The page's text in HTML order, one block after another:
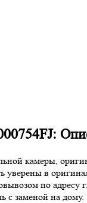
камеры,
в
по адресу
с заменой на дому.